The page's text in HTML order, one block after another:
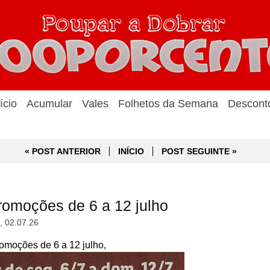
Acumular Vales Folhetos da Semana
« POST ANTERIOR INÍCIO POST SEGUINTE »
de 6 a 12 julho
02.07.26
de 6 a 12 julho,